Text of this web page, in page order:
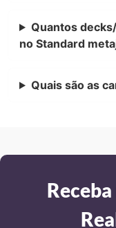
Quantos
no Standard
Quais são as